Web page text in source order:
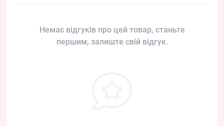
Немає відгуків про цей товар, станьте
першим, залиште свій відгук.